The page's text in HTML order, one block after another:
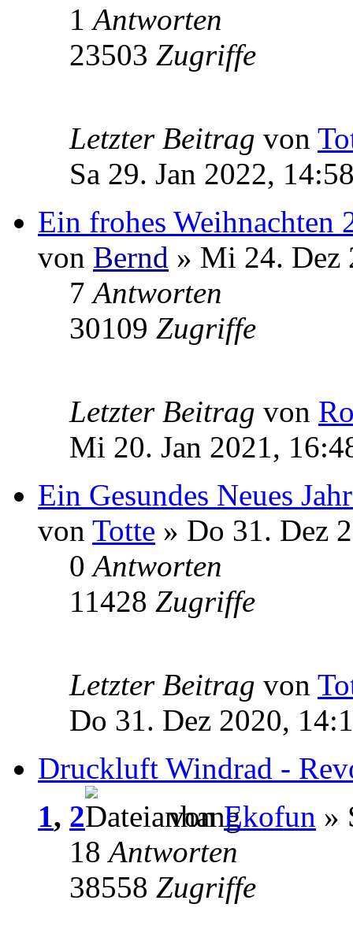
1Antworten
23503 Zugriffe
Letzter Beitrag von
Sa 29. Jan 2022,
Ein frohes Weihnachten
von Bernd » Mi 24. Dez
7Antworten
30109 Zugriffe
Letzter Beitrag von
Mi 20. Jan 2021,
Ein Gesundes Neues
von Totte » Do 31. Dez
0Antworten
11428 Zugriffe
Letzter Beitrag von
Do 31. Dez 2020,
Druckluft Windrad -
1, 2 vonEkofun »
18Antworten
38558 Zugriffe